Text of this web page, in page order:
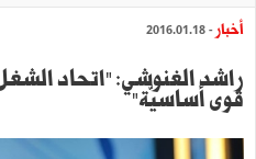
أخبار - 2016.01.18
راشد الغنوشي: "اتحاد
قوى أساسيّة"